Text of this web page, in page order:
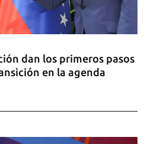
dan los primeros pasos
en la agenda